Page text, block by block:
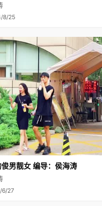
8/25
男靓女 编导：侯海涛
6/27